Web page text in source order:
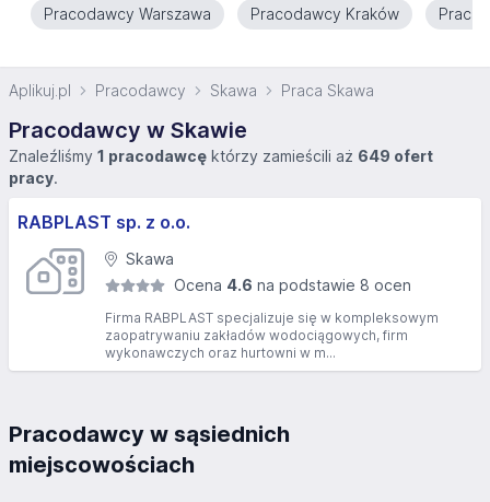
Pracodawcy Warszawa Pracodawcy Kraków
Aplikuj.pl Pracodawcy Skawa Praca Skawa
Pracodawcy w Skawie
Znaleźliśmy 1 pracodawcę którzy zamieścili aż 649 ofert
pracy.
RABPLAST sp. z o.o.
Skawa
Ocena 4.6 na podstawie 8 ocen
Firma RABPLAST specjalizuje się w kompleksowym
zaopatrywaniu zakładów wodociągowych, firm
wykonawczych oraz hurtowni w m...
Pracodawcy w sąsiednich
miejscowościach